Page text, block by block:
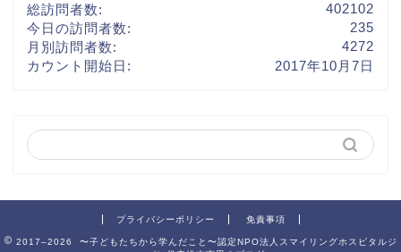
402102
総訪問者数:
235
今日の訪問者数:
4272
月別訪問者数:
2017年10月7日
カウント開始日:
プライバシーポリシー 免責事項
2017–2026 〜子どもたちから学んだこと〜認定NPO法人スマイリングホスピタルジ